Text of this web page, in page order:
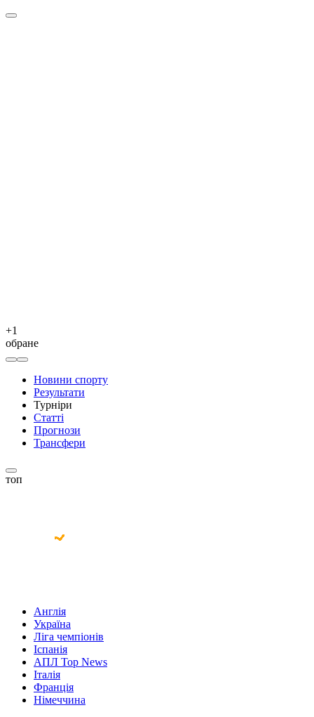
+1
обране
Новини спорту
Результати
Турніри
Статті
Прогнози
Трансфери
топ
Англія
Україна
Ліга чемпіонів
Іспанія
АПЛ Top News
Італія
Франція
Німеччина